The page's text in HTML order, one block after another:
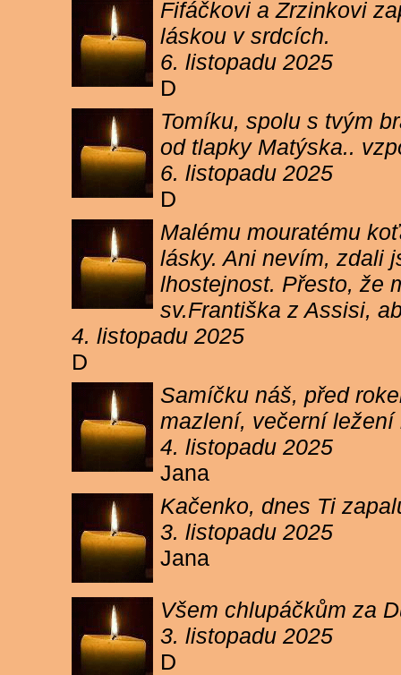
Fifáčkovi a Zrzinkovi
láskou v srdcích.
6. listopadu 2025
D
Tomíku, spolu s tvým
od tlapky Matýska..
6. listopadu 2025
D
Malému mouratému
lásky. Ani nevím, zdali
lhostejnost. Přesto, že
sv.Františka z Assisi,
4. listopadu 2025
D
Samíčku náš, před
mazlení, večerní
4. listopadu 2025
Jana
Kačenko, dnes Ti
3. listopadu 2025
Jana
Všem chlupáčkům za
3. listopadu 2025
D